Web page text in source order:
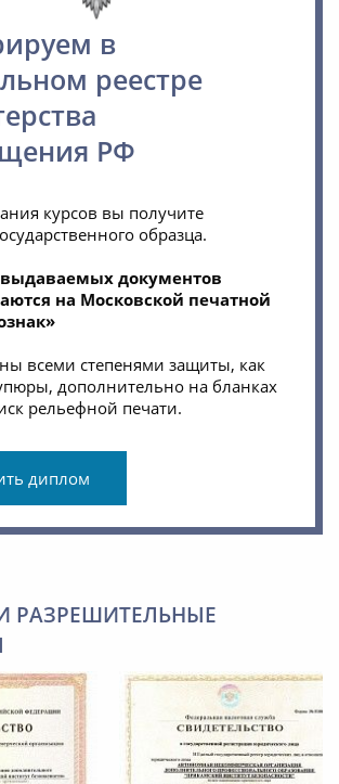
в
реестре
РФ
курсов вы получите
образца.
документов
на Московской печатной
всеми степенями защиты, как
дополнительно на бланках
рельефной печати.
диплом
РАЗРЕШИТЕЛЬНЫЕ